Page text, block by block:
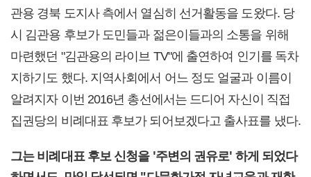
관용 경북 도지사 측에서 열심히 선거활동을 도왔다. 당
시 김관용 후보가 도민들과 젊은이들과의 소통을 위해
마련했던 "김관용의 라이브 TV"에 출연하여 인기를 독차
지하기도 했다. 지역사회에서 어느 정도 얼굴과 이름이
알려지자 이번 2016년 총선에서는 드디어 자신이 직접
집권당의 비례대표 후보가 되어보겠다고 출사표를 냈다.
그는 비례대표 후보 신청을 '주변의 권유로' 하게 되었다